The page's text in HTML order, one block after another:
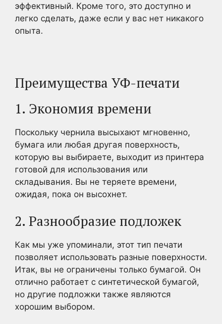
эффективный. Кроме того, это доступно и
легко сделать, даже если у вас нет никакого
опыта.
Преимущества УФ-печати
1. Экономия времени
Поскольку чернила высыхают мгновенно,
бумага или любая другая поверхность,
которую вы выбираете, выходит из принтера
готовой для использования или
складывания. Вы не теряете времени,
ожидая, пока он высохнет.
2. Разнообразие подложек
Как мы уже упоминали, этот тип печати
позволяет использовать разные поверхности.
Итак, вы не ограничены только бумагой. Он
отлично работает с синтетической бумагой,
но другие подложки также являются
хорошим выбором.